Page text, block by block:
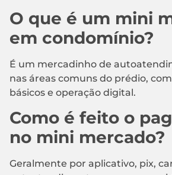
O que é um mini
em condomínio?
É um mercadinho de
nas áreas comuns do prédio,
básicos e operação digital.
Como é feito o
no mini mercado?
Geralmente por aplicativo, pix,